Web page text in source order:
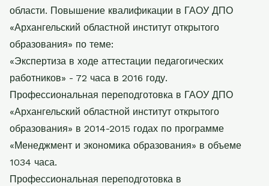
области. Повышение квалификации в ГАОУ ДПО
«Архангельский областной институт открытого
образования» по теме:
«Экспертиза в ходе аттестации педагогических
работников» - 72 часа в 2016 году.
Профессиональная переподготовка в ГАОУ ДПО
«Архангельский областной институт открытого
образования» в 2014-2015 годах по программе
«Менеджмент и экономика образования» в объеме
1034 часа.
Профессиональная переподготовка в